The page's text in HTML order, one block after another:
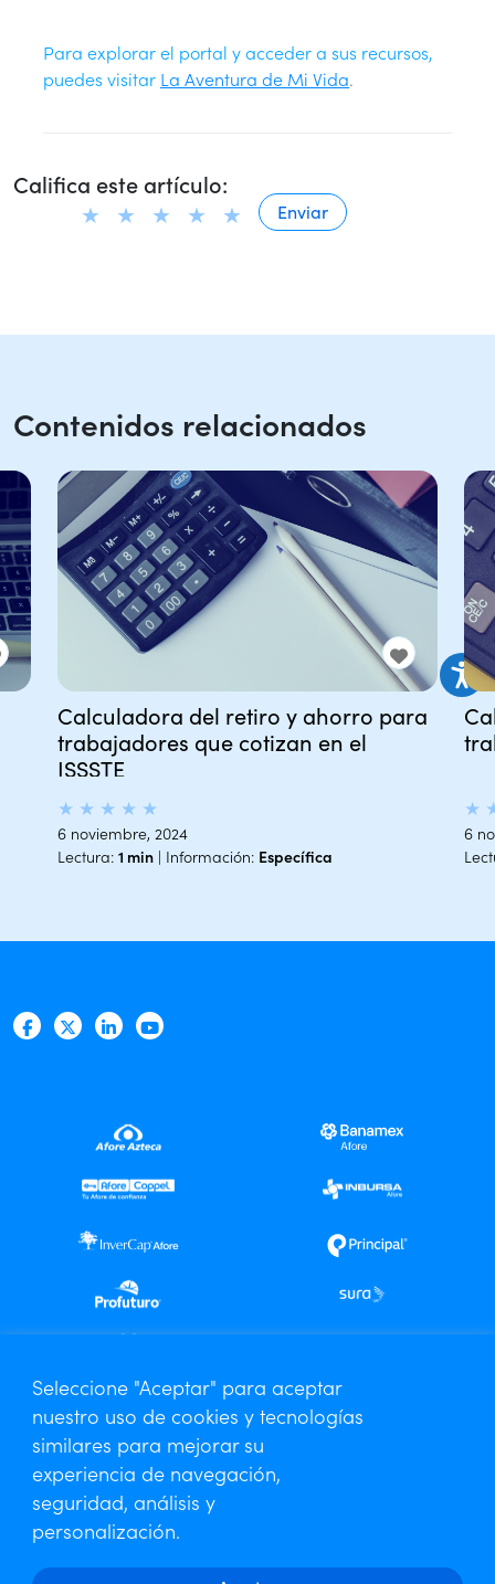
Seleccione "Aceptar" para aceptar
nuestro uso de cookies y tecnologías
similares para mejorar su
experiencia de navegación,
seguridad, análisis y
personalización.
Para explorar el portal y acceder a sus recursos,
puedes visitar La Aventura de Mi Vida.
Califica este artículo:
Contenidos relacionados
Calculadora del retiro y ahorro para
trabajadores que cotizan en el
ISSSTE
★ ★ ★ ★ ★
6 noviembre, 2024
Lectura: 1 min | Información: Específica
★
6
Centro de Análisis Especializado
Contáctanos
Aviso de Privacidad